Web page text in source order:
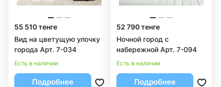
55 510 тенге
Вид на цветущую улочку
города Арт. 7-034
Есть в наличии
Подробнее
52 790 тенге
Ночной город с
набережной Арт. 7-094
Есть в наличии
Подробнее